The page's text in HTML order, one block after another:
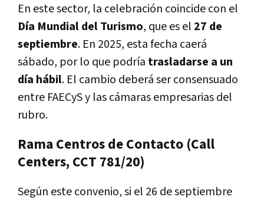
En este sector, la celebración coincide con el
Día Mundial del Turismo, que es el 27 de
septiembre. En 2025, esta fecha caerá
sábado, por lo que podría trasladarse a un
día hábil. El cambio deberá ser consensuado
entre FAECyS y las cámaras empresarias del
rubro.
Rama Centros de Contacto (Call
Centers, CCT 781/20)
Según este convenio, si el 26 de septiembre